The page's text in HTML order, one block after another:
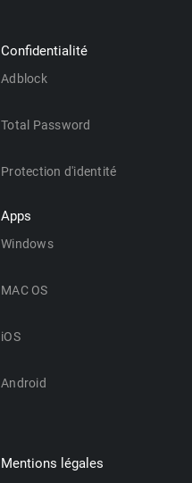
Confidentialité
Adblock
Total Password
Protection d'identité
Apps
Windows
MAC OS
iOS
Android
Mentions légales